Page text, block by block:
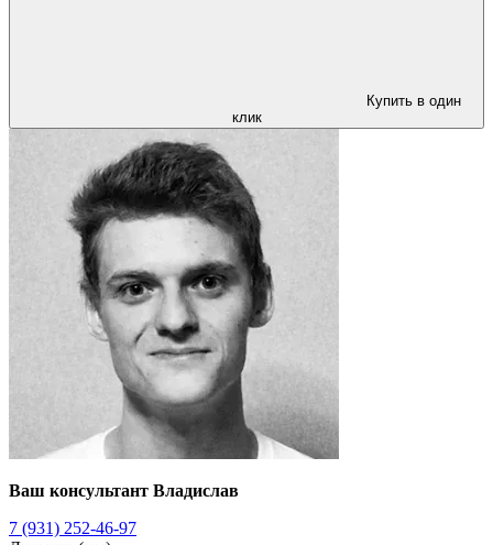
Купить в один
клик
Ваш консультант Владислав
7 (931) 252-46-97